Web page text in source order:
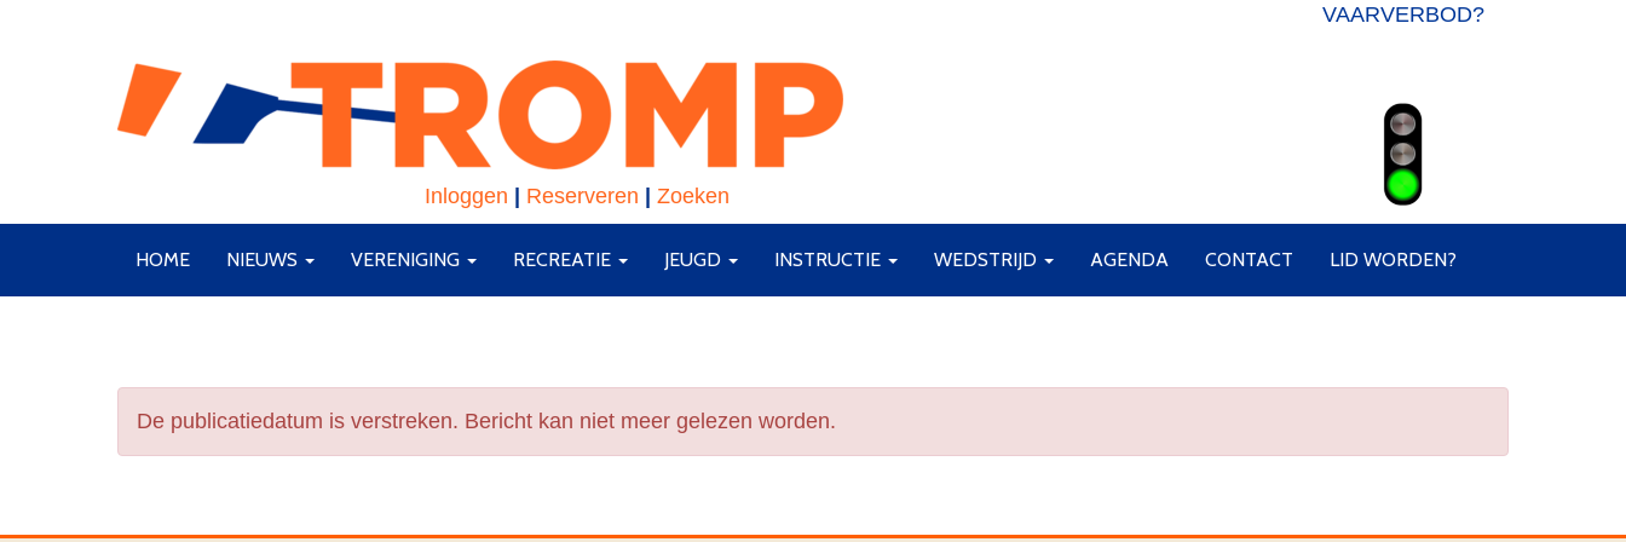
Inloggen Reserveren Zoeken
VAARVERBOD?
HOME NIEUWS VERENIGING RECREATIE JEUGD INSTRUCTIE WEDSTRIJD AGENDA CONTACT LID WORDEN?
De publicatiedatum is verstreken. Bericht kan niet meer gelezen worden.